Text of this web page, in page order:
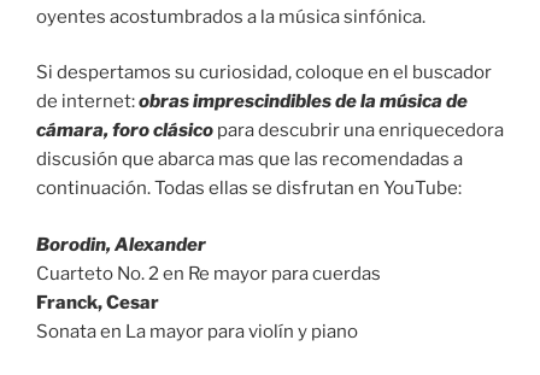
oyentes acostumbrados a la música sinfónica.
Si despertamos su curiosidad, coloque en el buscador
de internet:obras imprescindibles de la música de
cámara, foro clásico para descubrir una enriquecedora
discusión que abarca mas que las recomendadas a
continuación. Todas ellas se disfrutan en YouTube:
Borodin, Alexander
Cuarteto No. 2 en Re mayor para cuerdas
Franck, Cesar
Sonata en La mayor para violín y piano